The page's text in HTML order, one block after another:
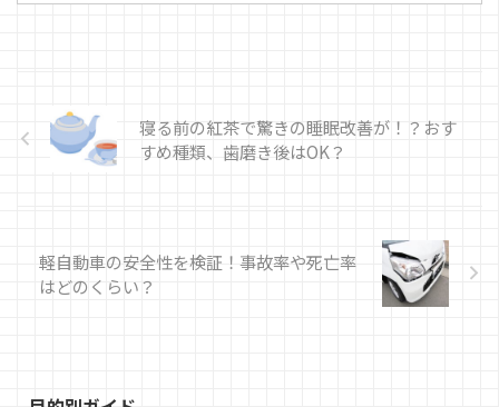
寝る前の紅茶で驚きの睡眠改善が！？おす
すめ種類、歯磨き後はOK？
軽自動車の安全性を検証！事故率や死亡率
はどのくらい？